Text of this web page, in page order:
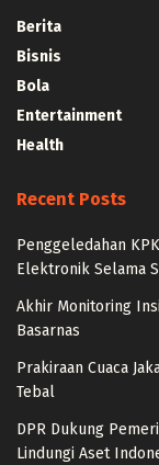
Berita
Bisnis
Bola
Entertainment
Health
Recent Posts
Penggeledahan
Elektronik Selama
Akhir Monitoring
Basarnas
Prakiraan Cuaca
Tebal
DPR Dukung
Lindungi Aset